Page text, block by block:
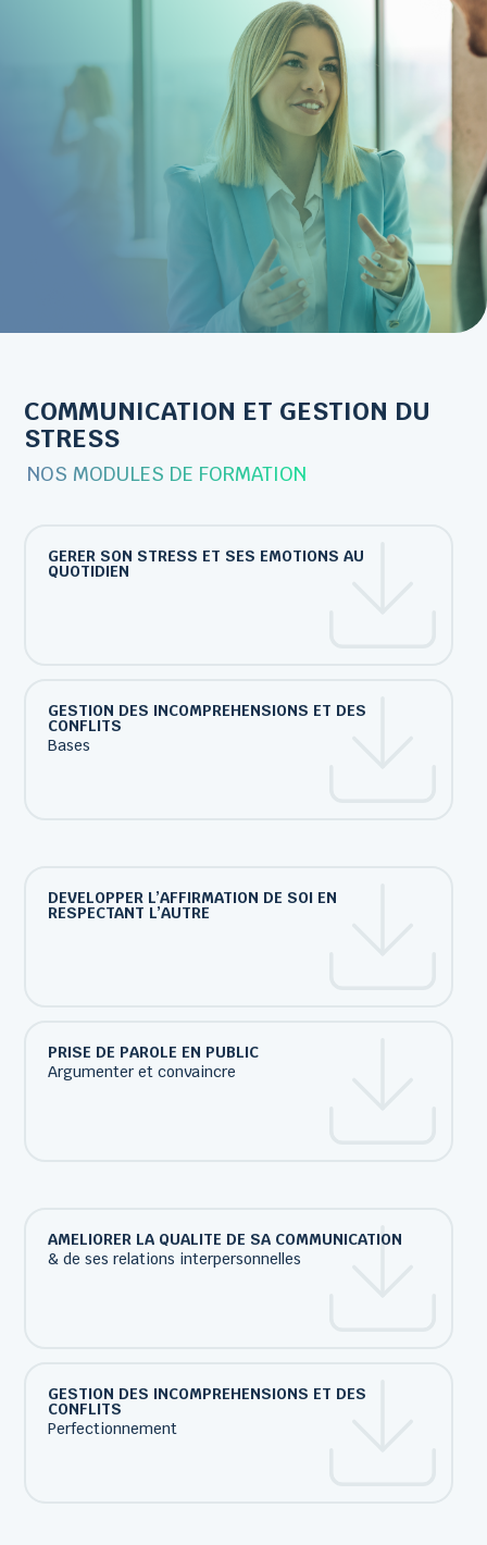
COMMUNICATION ET GESTION DU
STRESS
NOS MODULES DE FORMATION
GERER SON STRESS ET SES EMOTIONS AU
QUOTIDIEN
GESTION DES INCOMPREHENSIONS ET DES
CONFLITS
Bases
DEVELOPPER L’AFFIRMATION DE SOI EN
RESPECTANT L’AUTRE
PRISE DE PAROLE EN PUBLIC
Argumenter et convaincre
AMELIORER LA QUALITE DE SA COMMUNICATION
& de ses relations interpersonnelles
GESTION DES INCOMPREHENSIONS ET DES
CONFLITS
Perfectionnement